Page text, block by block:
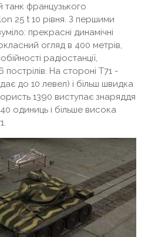
танк французького
25 t 10 рівня. З першими
прекрасні динамічні
огляд в 400 метрів,
радіостанції,
На стороні Т71 -
до 10 левел) і більш швидка
1390 виступає знаряддя
одиниць і більше висока